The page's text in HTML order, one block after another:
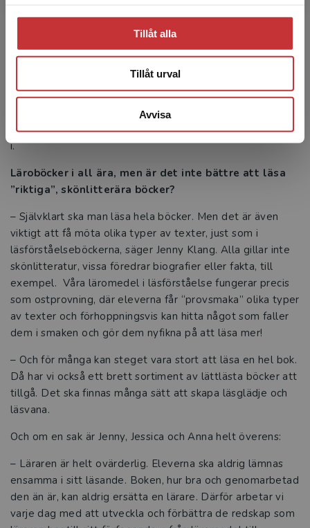
Tillåt alla
Tillåt urval
Avvisa
erbjuder elevpaket. Att texterna är avgränsade och
varierade är också en fördel när det gäller att fånga
elevernas intresse, säger Jessica Olefeldt.
– Nu har vi pratat mycket om läsning, men det finns ju
även en annan viktig aspekt, nämligen skrivandet.
Intressanta texter bidrar till att inspirera eleverna att
skriva egna berättelser i olika genrer, fyller Anna Persson
i.
Läroböcker i all ära, men är det inte bättre att läsa
”riktiga”, skönlitterära böcker?
– Självklart ska man läsa hela böcker. Men det är även
viktigt att få möta olika typer av texter, just som i
läsförståelseböckerna, säger Jenny Klang. Alla gillar inte
skönlitteratur, vissa föredrar biografier eller fakta, till
exempel. Våra läromedel i läsförståelse fungerar precis
som ostprovning, där eleverna får “provsmaka” olika typer
av texter och förhoppningsvis kan hitta något som faller
dem i smaken och gör dem nyfikna på att läsa mer!
– Och för många kan steget vara stort att läsa en hel bok.
Då har vi också ett brett sortiment av lättlästa böcker att
tillgå. Det ska finnas många sätt att skapa läsglädje och
läsvana.
Och om en sak är Jenny, Jessica och Anna helt överens:
– Läraren är helt ovärderlig. Eleverna ska aldrig lämnas
ensamma i sitt läsande. Boken, hur bra och genomarbetad
den än är, kan aldrig ersätta en lärare. Därför arbetar vi
varje dag med att utveckla och förbättra de redskap som